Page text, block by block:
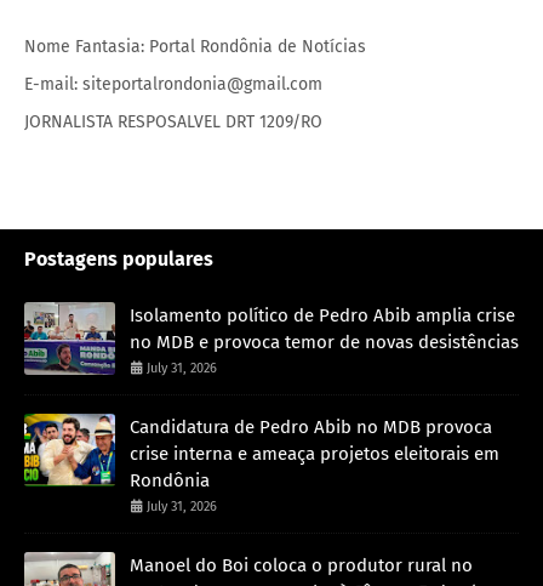
Nome Fantasia: Portal Rondônia de Notícias
E-mail: siteportalrondonia@gmail.com
JORNALISTA RESPOSALVEL DRT 1209/RO
Postagens populares
Isolamento político de Pedro Abib amplia crise
no MDB e provoca temor de novas desistências
July 31, 2026
Candidatura de Pedro Abib no MDB provoca
crise interna e ameaça projetos eleitorais em
Rondônia
July 31, 2026
Manoel do Boi coloca o produtor rural no